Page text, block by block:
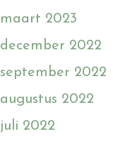
maart 2023
december 2022
september 2022
augustus 2022
juli 2022